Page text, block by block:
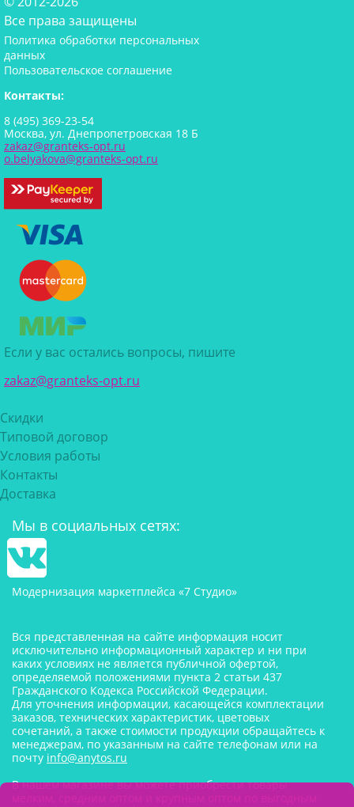
Все права защищены
Политика обработки персональных
данных
Пользовательское соглашение
Контакты:
8 (495) 369-23-54
Москва, ул. Днепропетровская 18 Б
zakaz@granteks-opt.ru
o.belyakova@granteks-opt.ru
Если у вас остались вопросы, пишите
zakaz@granteks-opt.ru
Скидки
Типовой договор
Условия работы
Контакты
Доставка
Мы в социальных сетях:
Модернизация маркетплейса «7 Студио»
Вся представленная на сайте информация носит
исключительно информационный характер и ни при
каких условиях не является публичной офертой,
определяемой положениями пункта 2 статьи 437
Гражданского Кодекса Российской Федерации.
Для уточнения информации, касающейся комплектации
заказов, технических характеристик, цветовых
сочетаний, а также стоимости продукции обращайтесь к
менеджерам, по указанным на сайте телефонам или на
почту info@anytos.ru
В нашем магазине вы можете приобрести товары